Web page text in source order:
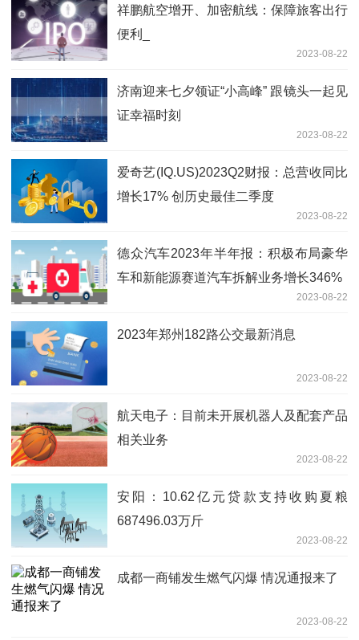
祥鹏航空增开、加密航线：保障旅客出行
便利_
2023-08-22
济南迎来七夕领证“小高峰” 跟镜头一起见
证幸福时刻
2023-08-22
爱奇艺(IQ.US)2023Q2财报：总营收同比
增长17% 创历史最佳二季度
2023-08-22
德众汽车2023年半年报：积极布局豪华
车和新能源赛道汽车拆解业务增长346%
2023-08-22
2023年郑州182路公交最新消息
2023-08-22
航天电子：目前未开展机器人及配套产品
相关业务
2023-08-22
安阳：10.62亿元贷款支持收购夏粮
687496.03万斤
2023-08-22
成都一商铺发生燃气闪爆 情况通报来了
2023-08-22